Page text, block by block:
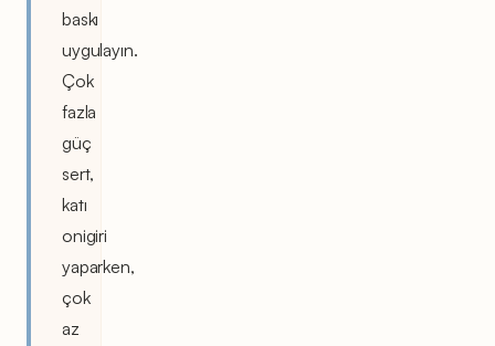
baskı
uygulayın.
Çok
fazla
güç
sert,
katı
onigiri
yaparken,
çok
az